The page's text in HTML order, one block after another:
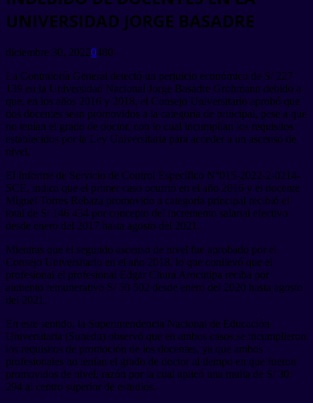
UNIVERSIDAD JORGE BASADRE
diciembre 30, 20220480
La Contraloría General detectó un perjuicio económico de S/ 227
139 en la Universidad Nacional Jorge Basadre Grohmann debido a
que, en los años 2016 y 2018, el Consejo Universitario aprobó que
dos docentes sean promovidos a la categoría de principal, pese a que
no tenían el grado de doctor, con lo cual incumplían los requisitos
establecidos por la Ley Universitaria para acceder a un ascenso de
nivel.
El Informe de Servicio de Control Específico N°015-2022-2-0214-
SCE, indica que el primer caso ocurrió en el año 2016 y el docente
Miguel Torres Rebaza promovido a categoría principal recibió el
total de S/ 146 434 por concepto del incremento salarial efectivo
desde enero del 2017 hasta agosto del 2021.
Mientras que el segundo ascenso de nivel fue aprobado por el
Consejo Universitario en el año 2018, lo que conllevó que el
profesional el profesional Edgar Chura Arocutipa reciba por
aumento remunerativo S/ 50 502 desde enero del 2020 hasta agosto
del 2021.
En este sentido, la Superintendencia Nacional de Educación
Universitaria (Sunedu) observó que en ambos casos se incumplieron
los requisitos de promoción de los docentes, ya que ambos
profesionales no tenían el grado de doctor al tiempo en que fueron
promovidos de nivel, razón por la cual aplicó una multa de S/ 30
294 al centro superior de estudios.